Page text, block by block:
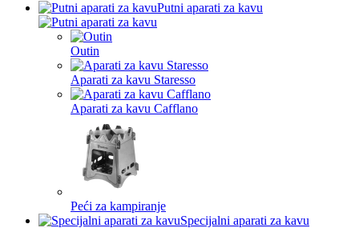
Putni aparati za kavu
Outin
Aparati za kavu Staresso
Aparati za kavu Cafflano
Peći za kampiranje
Specijalni aparati za kavu